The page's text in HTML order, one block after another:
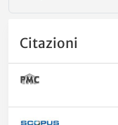
Citazioni